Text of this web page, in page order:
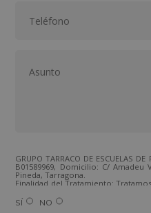
GRUPO TARRACO DE ESCUELAS
B01589969, Domicilio: C/ Amadeu
Pineda, Tarragona.
Finalidad del Tratamiento:
los productos ofrecidos y otros
interés.
SÍ NO